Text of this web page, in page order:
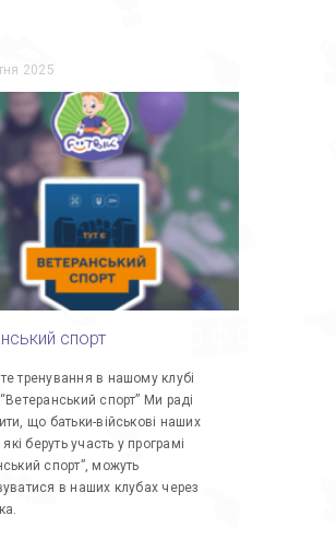
2025
спорт
тренування в нашому клубі
спорт” Ми раді
що батьки-військові наших
які беруть участь у програмі
спорт”, можуть
в наших клубах через